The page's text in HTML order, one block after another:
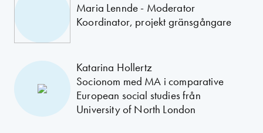
Maria Lennde - Moderator
Koordinator, projekt gränsgångare
Katarina Hollertz
Socionom med MA i comparative
European social studies från
University of North London